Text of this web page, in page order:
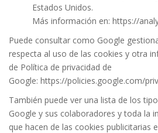
Estados Unidos.
Más información en: https://
Puede consultar como Google
respecta al uso de las cookies y otra
de Política de privacidad de
Google: https://policies.google.com/
También puede ver una lista de los
Google y sus colaboradores y toda la
que hacen de las cookies publicitarias